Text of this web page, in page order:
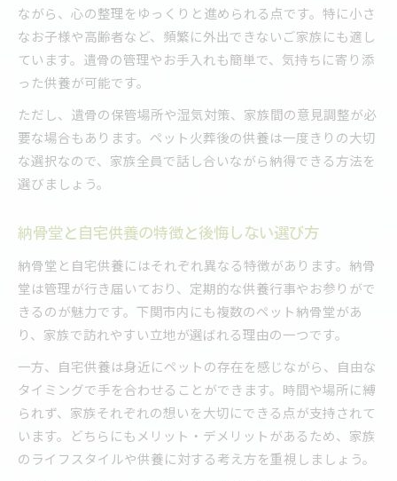
ながら、心の整理をゆっくりと進められる点です。特に小さ
なお子様や高齢者など、頻繁に外出できないご家族にも適し
ています。遺骨の管理やお手入れも簡単で、気持ちに寄り添
った供養が可能です。
ただし、遺骨の保管場所や湿気対策、家族間の意見調整が必
要な場合もあります。ペット火葬後の供養は一度きりの大切
な選択なので、家族全員で話し合いながら納得できる方法を
選びましょう。
納骨堂と自宅供養の特徴と後悔しない選び方
納骨堂と自宅供養にはそれぞれ異なる特徴があります。納骨
堂は管理が行き届いており、定期的な供養行事やお参りがで
きるのが魅力です。下関市内にも複数のペット納骨堂があ
り、家族で訪れやすい立地が選ばれる理由の一つです。
一方、自宅供養は身近にペットの存在を感じながら、自由な
タイミングで手を合わせることができます。時間や場所に縛
られず、家族それぞれの想いを大切にできる点が支持されて
います。どちらにもメリット・デメリットがあるため、家族
のライフスタイルや供養に対する考え方を重視しましょう。